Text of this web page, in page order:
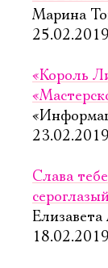
Марина
25.02.2019
«Король
23.02.2019
Слава
18.02.2019